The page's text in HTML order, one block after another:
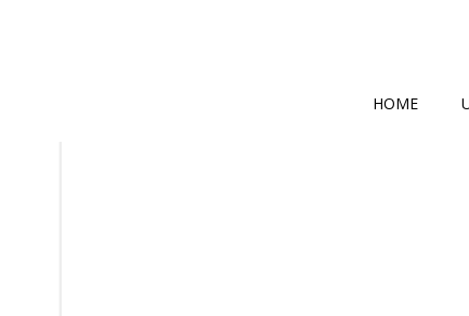
HOME